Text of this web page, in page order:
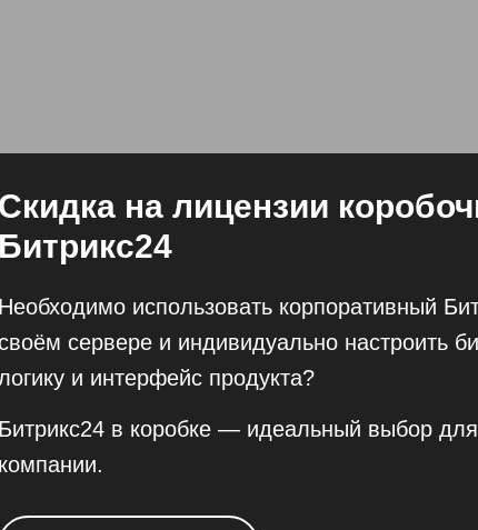
Скидка на лицензии
Битрикс24
Необходимо использовать корпоративный
сервере и индивидуально настроить
и интерфейс продукта?
Битрикс24 в коробке — идеальный выбор
компании.